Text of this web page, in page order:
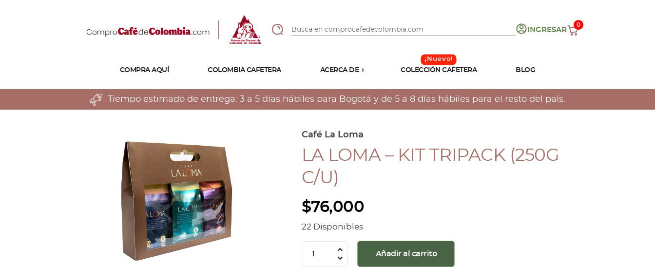
INGRESAR
0
COMPRA AQUÍ COLOMBIA CAFETERA ACERCA DE
Tostiones
Preparación
Atributos
COLECCIÓN CAFETERA BLOG
Tiempo estimado de entrega: 3 a 5 días hábiles para Bogotá y de 5 a 8 días hábiles para el resto del país.
Café La Loma
LA LOMA – KIT TRIPACK (250G
C/U)
$76,000
22 Disponibles
Loma
Añadir al carrito